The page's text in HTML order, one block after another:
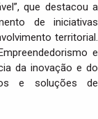
que destacou a
de iniciativas
territorial.
e
da inovação e do
e soluções de